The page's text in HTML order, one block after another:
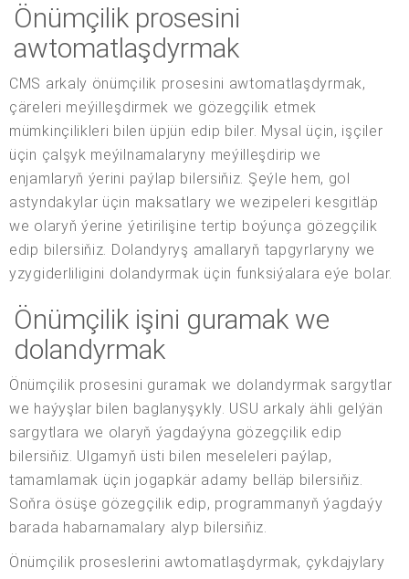
Önümçilik prosesini
awtomatlaşdyrmak
CMS arkaly önümçilik prosesini awtomatlaşdyrmak,
çäreleri meýilleşdirmek we gözegçilik etmek
mümkinçilikleri bilen üpjün edip biler. Mysal üçin, işçiler
üçin çalşyk meýilnamalaryny meýilleşdirip we
enjamlaryň ýerini paýlap bilersiňiz. Şeýle hem, gol
astyndakylar üçin maksatlary we wezipeleri kesgitläp
we olaryň ýerine ýetirilişine tertip boýunça gözegçilik
edip bilersiňiz. Dolandyryş amallaryň tapgyrlaryny we
yzygiderliligini dolandyrmak üçin funksiýalara eýe bolar.
Önümçilik işini guramak we
dolandyrmak
Önümçilik prosesini guramak we dolandyrmak sargytlar
we haýyşlar bilen baglanyşykly. USU arkaly ähli gelýän
sargytlara we olaryň ýagdaýyna gözegçilik edip
bilersiňiz. Ulgamyň üsti bilen meseleleri paýlap,
tamamlamak üçin jogapkär adamy belläp bilersiňiz.
Soňra ösüşe gözegçilik edip, programmanyň ýagdaýy
barada habarnamalary alyp bilersiňiz.
Önümçilik proseslerini awtomatlaşdyrmak, çykdajylary